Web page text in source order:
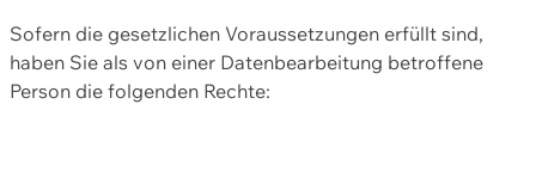
Sofern die gesetzlichen Voraussetzungen erfüllt sind,
haben Sie als von einer Datenbearbeitung betroffene
Person die folgenden Rechte: